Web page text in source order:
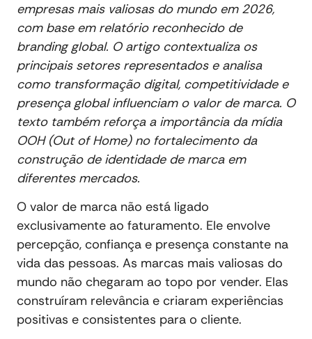
empresas mais valiosas do mundo em 2026,
com base em relatório reconhecido de
branding global. O artigo contextualiza os
principais setores representados e analisa
como transformação digital, competitividade e
presença global influenciam o valor de marca. O
texto também reforça a importância da mídia
OOH (Out of Home) no fortalecimento da
construção de identidade de marca em
diferentes mercados.
O valor de marca não está ligado
exclusivamente ao faturamento. Ele envolve
percepção, confiança e presença constante na
vida das pessoas. As marcas mais valiosas do
mundo não chegaram ao topo por vender. Elas
construíram relevância e criaram experiências
positivas e consistentes para o cliente.